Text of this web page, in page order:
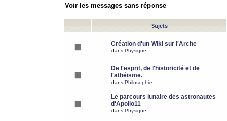
Voir les messages sans réponse
Sujets
Création d'un Wiki sur l'Arche
dans Physique
De l'esprit, de l'historicité et de
l'athéisme.
dans Philosophie
Le parcours lunaire des astronautes
d'Apollo11
dans Physique